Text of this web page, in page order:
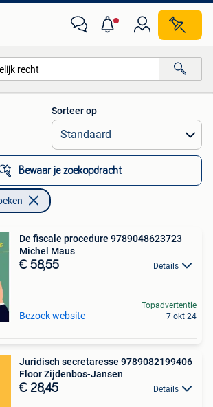
Alle afstanden…
Sorteer op
Bewaar je zoekopdracht
De fiscale procedure 9789048623723
Michel Maus
€ 58,55 Details
Bezoek website
Topadvertentie
7 okt 24
Juridisch secretaresse 9789082199406
Floor Zijdenbos-Jansen
€ 28,45 Details